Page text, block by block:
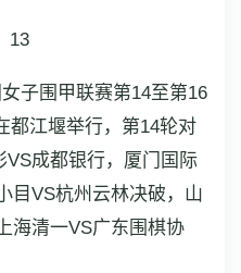
13
子围甲联赛第14至第16
都江堰举行，第14轮对
VS成都银行，厦门国际
目VS杭州云林决破，山
海清一VS广东围棋协